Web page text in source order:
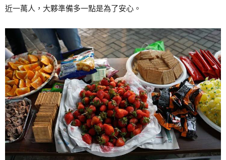
近一萬人，大夥準備多一點是為了安心。